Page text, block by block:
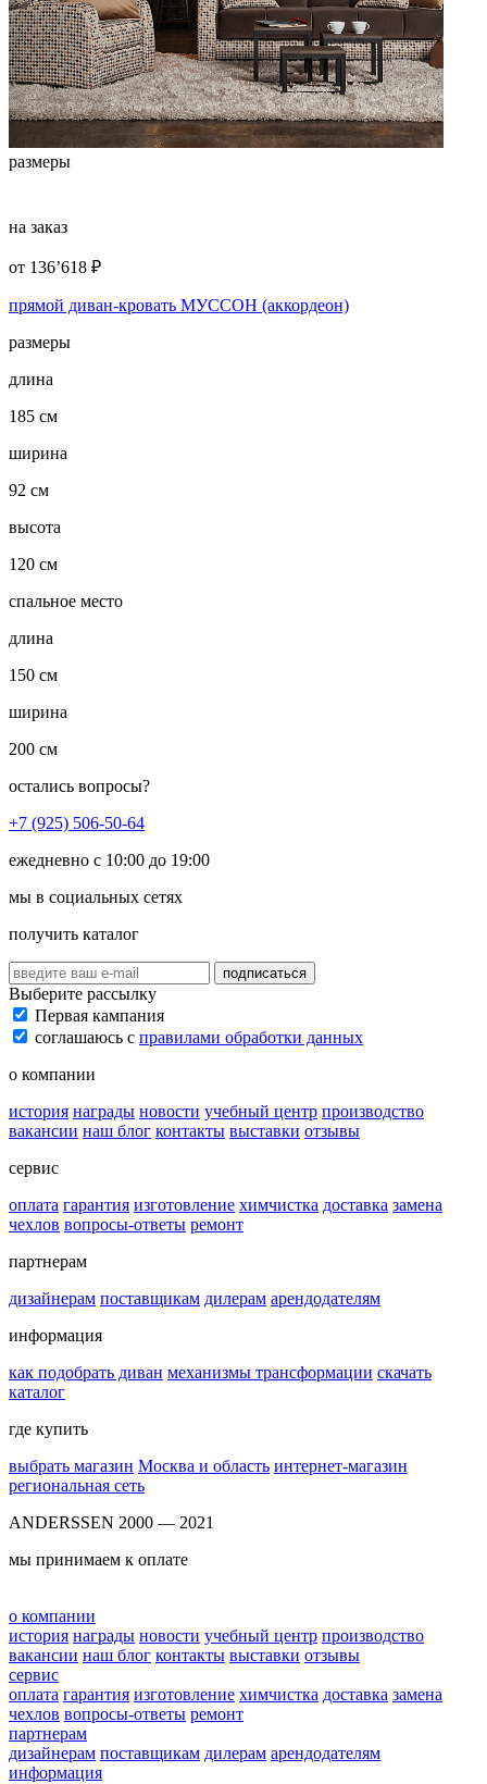
размеры
на заказ
от 136’618 ₽
прямой диван-кровать МУССОН (аккордеон)
размеры
длина
185 см
ширина
92 см
высота
120 см
спальное место
длина
150 см
ширина
200 см
остались вопросы?
+7 (925) 506-50-64
ежедневно с 10:00 до 19:00
мы в социальных сетях
получить каталог
подписаться
Выберите рассылку
Первая кампания
соглашаюсь с правилами обработки данных
о компании
история награды новости учебный центр производство
вакансии наш блог контакты выставки отзывы
сервис
оплата гарантия изготовление химчистка доставка замена
чехлов вопросы-ответы ремонт
партнерам
дизайнерам поставщикам дилерам арендодателям
информация
как подобрать диван механизмы трансформации скачать
каталог
где купить
выбрать магазин Москва и область интернет-магазин
региональная сеть
ANDERSSEN 2000 — 2021
мы принимаем к оплате
о компании
история награды новости учебный центр производство
вакансии наш блог контакты выставки отзывы
сервис
оплата гарантия изготовление химчистка доставка замена
чехлов вопросы-ответы ремонт
партнерам
дизайнерам поставщикам дилерам арендодателям
информация